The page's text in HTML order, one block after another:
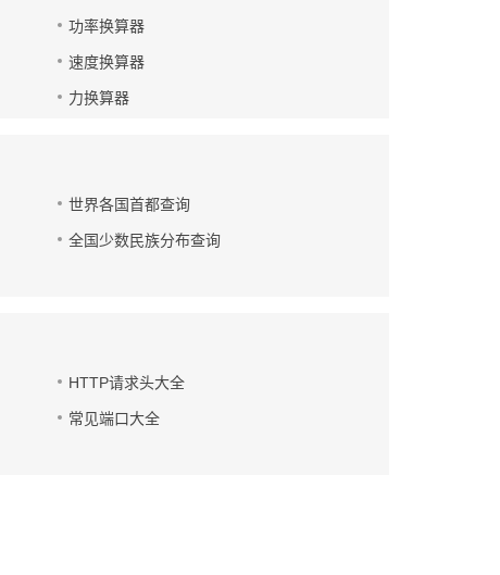
功率换算器
速度换算器
力换算器
世界各国首都查询
全国少数民族分布查询
HTTP请求头大全
常见端口大全